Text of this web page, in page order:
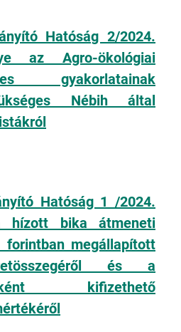
Hatóság 2/2024.
az Agro-ökológiai
gyakorlatainak
Nébih által
Hatóság 1 /2024.
hízott bika átmeneti
forintban megállapított
és a
kifizethető